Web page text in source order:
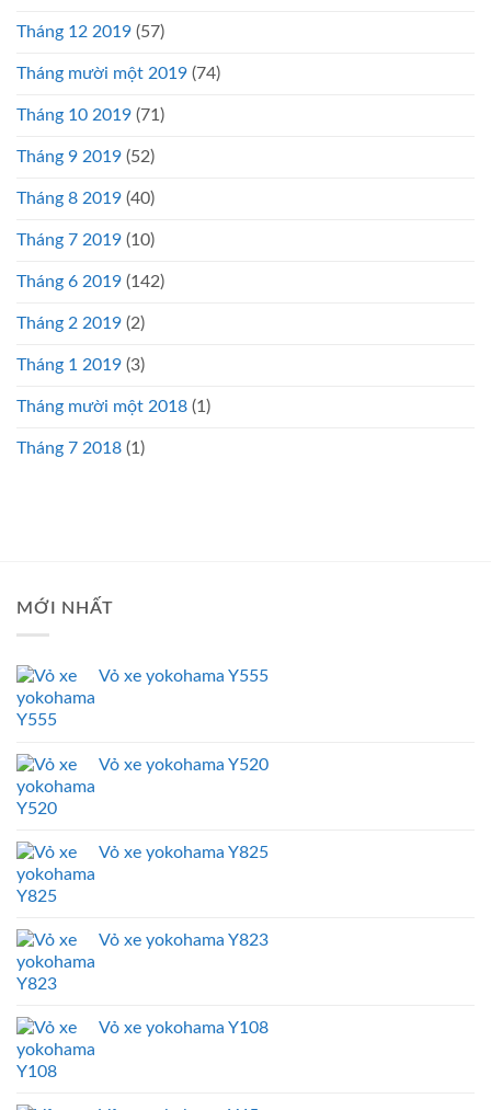
Tháng 12 2019 (57)
Tháng mười một 2019 (74)
Tháng 10 2019 (71)
Tháng 9 2019 (52)
Tháng 8 2019 (40)
Tháng 7 2019 (10)
Tháng 6 2019 (142)
Tháng 2 2019 (2)
Tháng 1 2019 (3)
Tháng mười một 2018 (1)
Tháng 7 2018 (1)
MỚI NHẤT
Vỏ xe yokohama Y555
Vỏ xe yokohama Y520
Vỏ xe yokohama Y825
Vỏ xe yokohama Y823
Vỏ xe yokohama Y108